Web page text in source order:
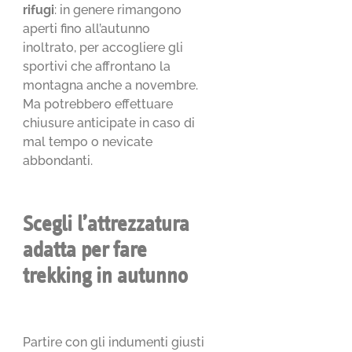
rifugi: in genere rimangono
aperti fino all’autunno
inoltrato, per accogliere gli
sportivi che affrontano la
montagna anche a novembre.
Ma potrebbero effettuare
chiusure anticipate in caso di
mal tempo o nevicate
abbondanti.
Scegli l’attrezzatura
adatta per fare
trekking in autunno
Partire con gli indumenti giusti